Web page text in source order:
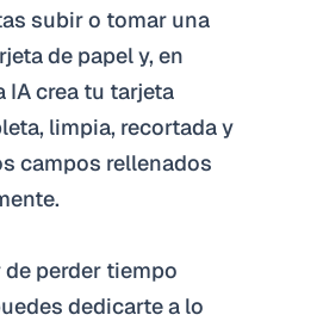
subir o tomar una
de papel y, en
IA crea tu tarjeta
limpia, recortada y
campos rellenados
de perder tiempo
dedicarte a lo